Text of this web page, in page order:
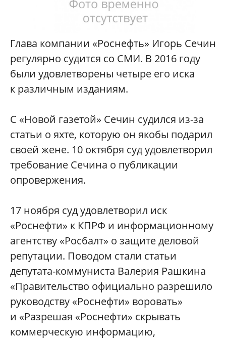
Глава компании «Роснефть» Игорь Сечин
регулярно судится со СМИ. В 2016 году
были удовлетворены четыре его иска
к различным изданиям.
С «Новой газетой» Сечин судился из-за
статьи о яхте, которую он якобы подарил
своей жене. 10 октября суд удовлетворил
требование Сечина о публикации
опровержения.
17 ноября суд удовлетворил иск
«Роснефти» к КПРФ и информационному
агентству «Росбалт» о защите деловой
репутации. Поводом стали статьи
депутата-коммуниста Валерия Рашкина
«Правительство официально разрешило
руководству «Роснефти» воровать»
и «Разрешая «Роснефти» скрывать
коммерческую информацию,